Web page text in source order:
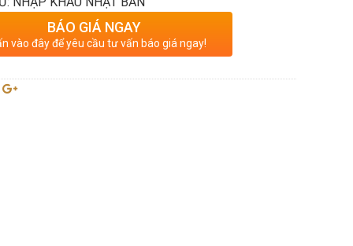
BÁO GIÁ NGAY
vào đây để yêu cầu tư vấn báo giá ngay!